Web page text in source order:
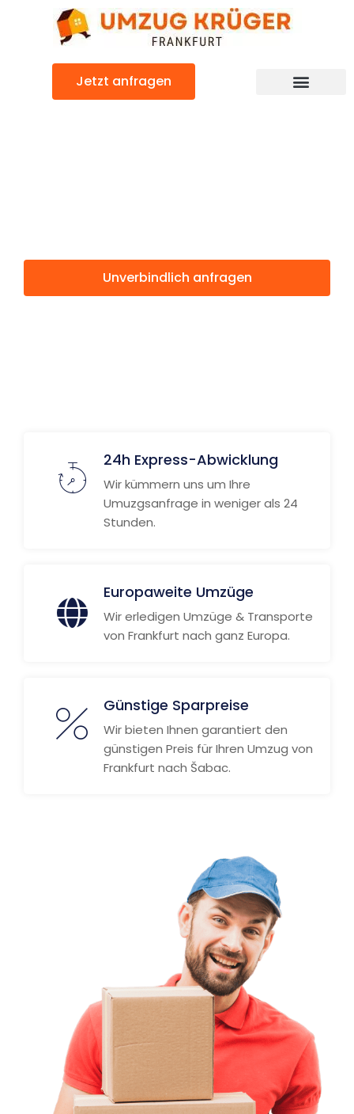
Jetzt anfragen
Unverbindlich anfragen
24h Express-Abwicklung
Wir kümmern uns um Ihre
Umuzgsanfrage in weniger als 24
Stunden.
Europaweite Umzüge
Wir erledigen Umzüge & Transporte
von Frankfurt nach ganz Europa.
Günstige Sparpreise
Wir bieten Ihnen garantiert den
günstigen Preis für Ihren Umzug von
Frankfurt nach Šabac.